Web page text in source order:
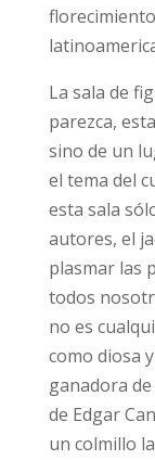
La sala de
parezca,
sino de un
el tema del
esta sala
autores, el
plasmar las
todos
no es
como diosa
ganadora
de Edgar
un colmillo